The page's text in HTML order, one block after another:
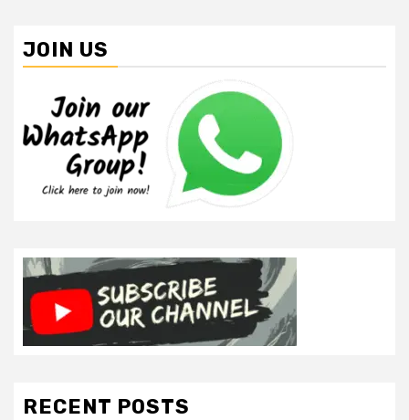
JOIN US
RECENT POSTS